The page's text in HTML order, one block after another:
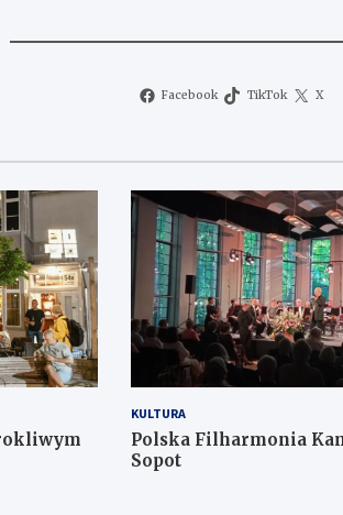
Facebook TikTok X
KULTURA
Polska Filharmonia
Sopot